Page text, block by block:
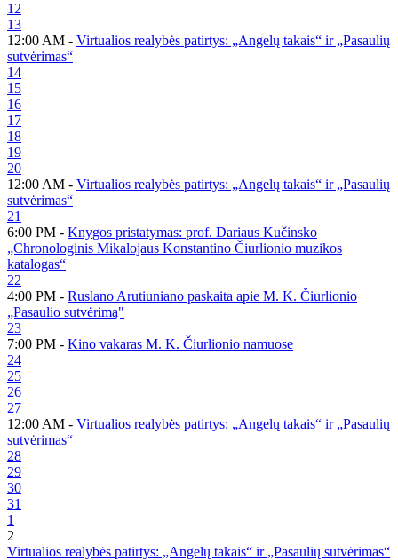
12
13
12:00 AM - Virtualios realybės patirtys: „Angelų takais“ ir „Pasaulių
sutvėrimas“
14
15
16
17
18
19
20
12:00 AM - Virtualios realybės patirtys: „Angelų takais“ ir „Pasaulių
sutvėrimas“
21
6:00 PM - Knygos pristatymas: prof. Dariaus Kučinsko
„Chronologinis Mikalojaus Konstantino Čiurlionio muzikos
katalogas“
22
4:00 PM - Ruslano Arutiuniano paskaita apie M. K. Čiurlionio
„Pasaulio sutvėrimą"
23
7:00 PM - Kino vakaras M. K. Čiurlionio namuose
24
25
26
27
12:00 AM - Virtualios realybės patirtys: „Angelų takais“ ir „Pasaulių
sutvėrimas“
28
29
30
31
1
2
Virtualios realybės patirtys: „Angelų takais“ ir „Pasaulių sutvėrimas“